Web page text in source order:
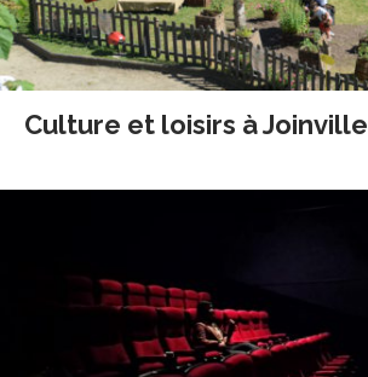
Culture et loisirs à Joinville